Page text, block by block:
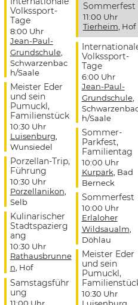
Volkssport-
Tage
8:00 Uhr
Jean-Paul-
Grundschule,
Schwarzenbac
h/Saale
Meister Eder
und sein
Pumuckl,
Familienstück
10:30 Uhr
Luisenburg
Wunsiedel
Porzellan-Trip,
Führung
10:30 Uhr
Porzellanikon
Selb
Kulinarischer
Stadtspazierg
ang
10:30 Uhr
Rathausbrunne
n , Hof
Samstagsführ
ung
Sommerfest
11:00 Uhr
Tierheim , Hof
Volkssport-
Tage
6:00 Uhr
Jean-Paul-
Grundschule,
h/Saale
Sommer-
Parkfest,
Familientag
10:00 Uhr
Kurpark , Bad
Berneck
Sommerfest
10:00 Uhr
Erlaloher
Wildsaualm
Döhlau
Meister Eder
und sein
Pumuckl,
10:30 Uhr